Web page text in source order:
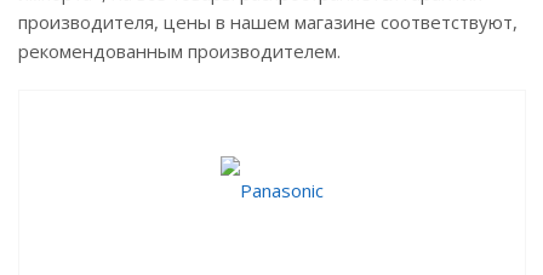
производителя, цены в нашем магазине соответствуют,
рекомендованным производителем.